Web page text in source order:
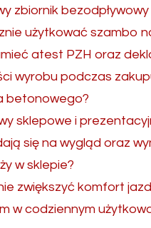
zbiornik
użytkować szambo
atest PZH oraz
wyrobu podczas
betonowego?
sklepowe i
się na wygląd oraz
w sklepie?
zwiększyć komfort
w codziennym